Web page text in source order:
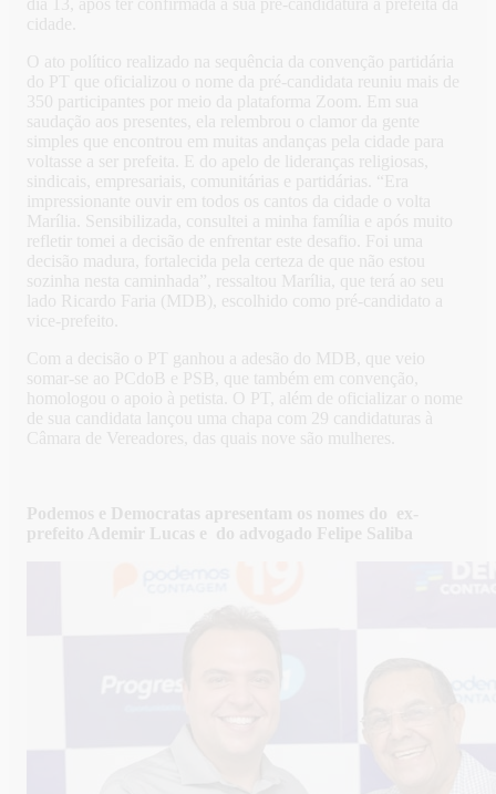
dia 13, após ter confirmada a sua pré-candidatura a prefeita da
cidade.
O ato político realizado na sequência da convenção partidária
do PT que oficializou o nome da pré-candidata reuniu mais de
350 participantes por meio da plataforma Zoom. Em sua
saudação aos presentes, ela relembrou o clamor da gente
simples que encontrou em muitas andanças pela cidade para
voltasse a ser prefeita. E do apelo de lideranças religiosas,
sindicais, empresariais, comunitárias e partidárias. “Era
impressionante ouvir em todos os cantos da cidade o volta
Marília. Sensibilizada, consultei a minha família e após muito
refletir tomei a decisão de enfrentar este desafio. Foi uma
decisão madura, fortalecida pela certeza de que não estou
sozinha nesta caminhada”, ressaltou Marília, que terá ao seu
lado Ricardo Faria (MDB), escolhido como pré-candidato a
vice-prefeito.
Com a decisão o PT ganhou a adesão do MDB, que veio
somar-se ao PCdoB e PSB, que também em convenção,
homologou o apoio à petista. O PT, além de oficializar o nome
de sua candidata lançou uma chapa com 29 candidaturas à
Câmara de Vereadores, das quais nove são mulheres.
Podemos e Democratas apresentam os nomes do ex-
prefeito Ademir Lucas e do advogado Felipe Saliba